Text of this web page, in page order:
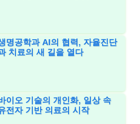
명공학과 AI의 협력, 자율진단
치료의 새 길을 열다
이오 기술의 개인화, 일상 속
전자 기반 의료의 시작